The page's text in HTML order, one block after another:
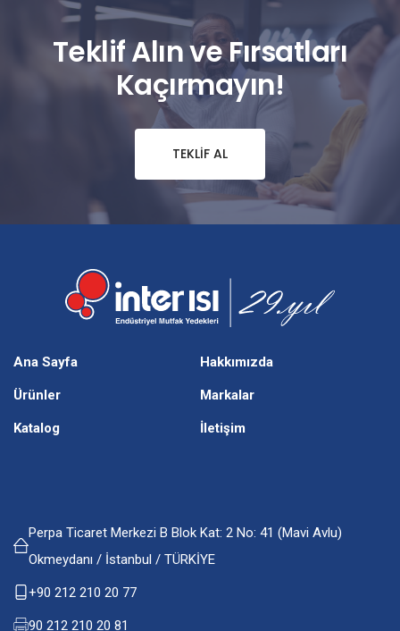
Teklif Alın ve Fırsatları
Kaçırmayın!
TEKLIF AL
Ana Sayfa Hakkımızda
Ürünler Markalar
Katalog İletişim
Perpa Ticaret Merkezi B Blok Kat: 2 No: 41 (Mavi Avlu)
Okmeydanı / İstanbul / TÜRKİYE
+90 212 210 20 77
90 212 210 20 81